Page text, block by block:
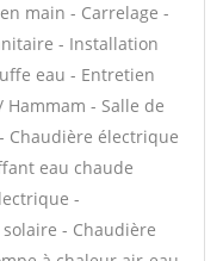
main - Carrelage -
- Installation
eau - Entretien
- Salle de
Chaudière électrique
eau chaude
-
- Chaudière